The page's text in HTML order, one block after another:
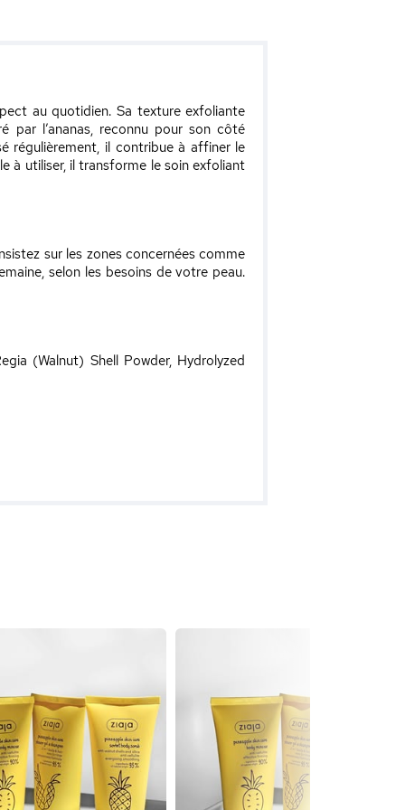
au quotidien. Sa texture exfoliante
par l’ananas, reconnu pour son côté
régulièrement, il contribue à affiner le
à utiliser, il transforme le soin exfoliant
sur les zones concernées comme
selon les besoins de votre peau.
(Walnut) Shell Powder, Hydrolyzed